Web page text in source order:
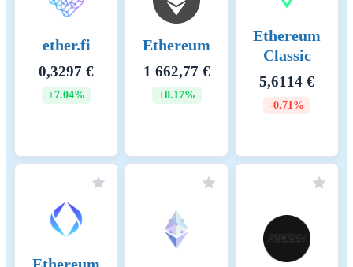
ether.fi
0,3297 €
+7.04%
Ethereum
1 662,77 €
+0.17%
Ethereum
Classic
5,6114 €
-0.71%